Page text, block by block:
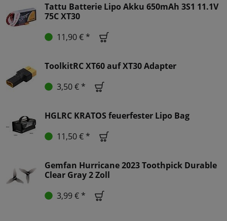
Tattu Batterie Lipo Akku 650mAh 3S1 11.1V
75C XT30
11,90 € *
ToolkitRC XT60 auf XT30 Adapter
3,50 € *
HGLRC KRATOS feuerfester Lipo Bag
11,50 € *
Gemfan Hurricane 2023 Toothpick Durable
Clear Gray 2 Zoll
3,99 € *